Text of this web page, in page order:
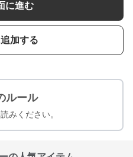
に進む
加する
ルール
みください。